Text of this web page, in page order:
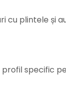
cu plintele și
specific